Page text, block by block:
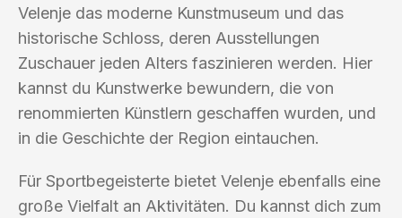
Velenje das moderne Kunstmuseum und das
historische Schloss, deren Ausstellungen
Zuschauer jeden Alters faszinieren werden. Hier
kannst du Kunstwerke bewundern, die von
renommierten Künstlern geschaffen wurden, und
in die Geschichte der Region eintauchen.
Für Sportbegeisterte bietet Velenje ebenfalls eine
große Vielfalt an Aktivitäten. Du kannst dich zum